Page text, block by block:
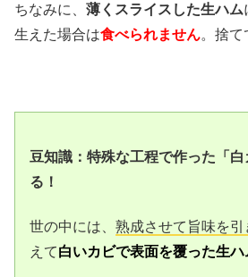
ちなみに、 薄くスライスした生ハム
生えた場合は食べられません。捨て
豆知識：特殊な工程で作った「
る！
世の中には、 熟成させて旨味を引
えて白いカビで表面を覆った生ハ